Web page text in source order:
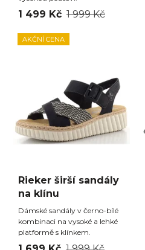
1 499 Kč 1 999 Kč
AKČNÍ CENA
Rieker širší sandály
na klínu
Dámské sandály v černo-bílé
kombinaci na vysoké a lehké
platformě s klínkem.